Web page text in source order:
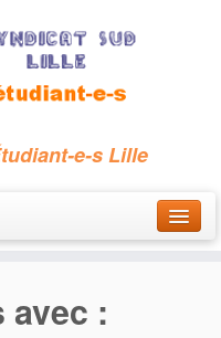
e-s Lille
Qui sommes-nous ?
avec :